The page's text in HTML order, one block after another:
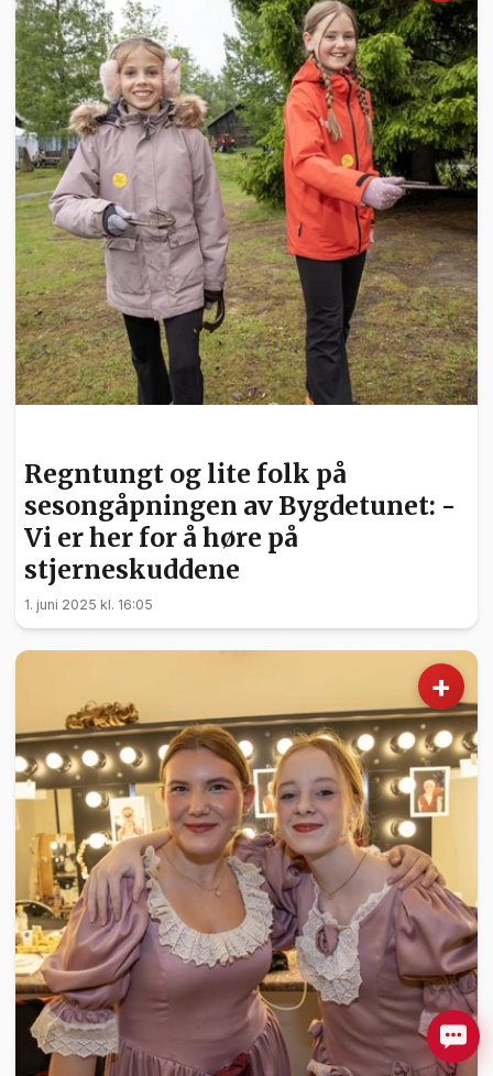
Regntungt og lite folk på
sesongåpningen av Bygdetunet: -
Vi er her for å høre på
stjerneskuddene
1. juni 2025 kl. 16:05
+